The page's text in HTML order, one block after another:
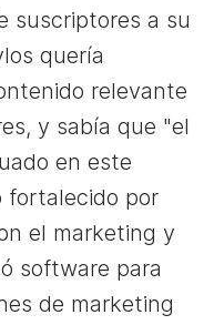
suscriptores a su
quería
relevante
y sabía que "el
en este
fortalecido por
el marketing y
software para
de marketing